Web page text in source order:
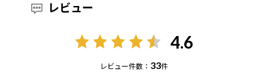
レビュー
4.6
レビュー件数： 33件